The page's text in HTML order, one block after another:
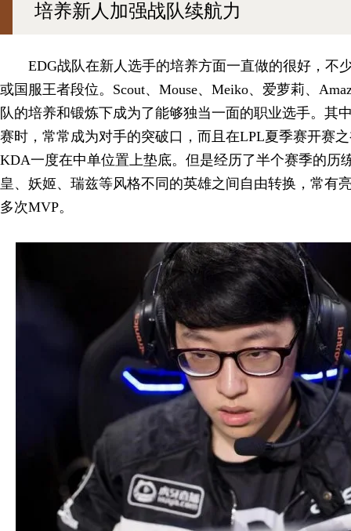
培养新人加强战队续航力
EDG战队在新人选手的培养方面一直做的很好，不
或国服王者段位。Scout、Mouse、Meiko、爱萝莉、
队的培养和锻炼下成为了能够独当一面的职业选手。其
赛时，常常成为对手的突破口，而且在LPL夏季赛开赛
KDA一度在中单位置上垫底。但是经历了半个赛季的历
皇、妖姬、瑞兹等风格不同的英雄之间自由转换，常有
多次MVP。